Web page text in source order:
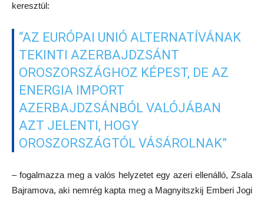
keresztül:
“AZ EURÓPAI UNIÓ ALTERNATÍVÁNAK
TEKINTI AZERBAJDZSÁNT
OROSZORSZÁGHOZ KÉPEST, DE AZ
ENERGIA IMPORT
AZERBAJDZSÁNBÓL VALÓJÁBAN
AZT JELENTI, HOGY
OROSZORSZÁGTÓL VÁSÁROLNAK”
– fogalmazza meg a valós helyzetet egy azeri ellenálló, Zsala
Bajramova, aki nemrég kapta meg a Magnyitszkij Emberi Jogi